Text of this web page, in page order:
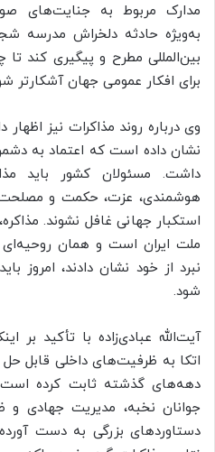
مدارک مربوط به جنایت‌های
به‌ویژه حادثه دلخراش مدرسه
بین‌المللی مطرح و پیگیری کند
برای افکار عمومی جهان آشکارتر
وی درباره روند مذاکرات نیز
نشان داده است که اعتماد به
داشت. مسئولان کشور باید
هوشمندی، عزت، حکمت و مصلحت
استکبار جهانی غافل نشوند.
ملت ایران است و همان روحیه‌ای
نبرد از خود نشان دادند، امروز
شود.
آیت‌الله عبادی‌زاده با تأکید بر
اتکا به ظرفیت‌های داخلی قابل
دهه‌های گذشته ثابت کرده است
جوانان نخبه، مدیریت جهادی و
دستاوردهای بزرگی به دست